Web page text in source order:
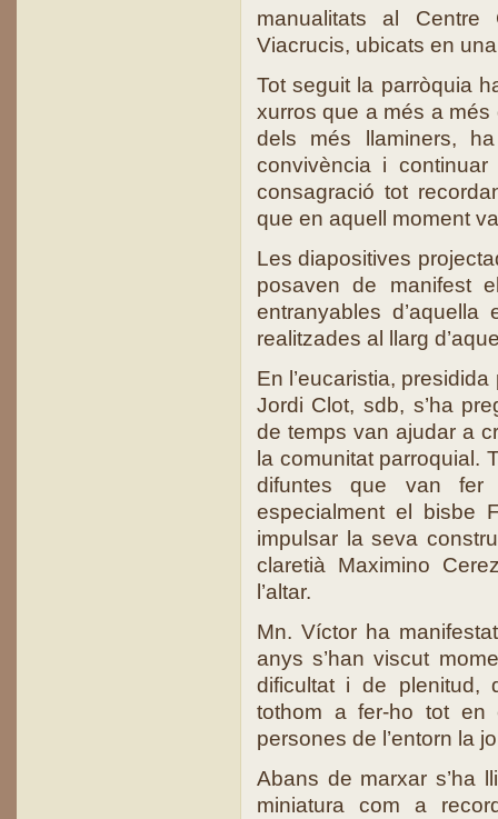
manualitats al
Viacrucis, ubicats en
Tot seguit la parròquia
xurros que a més a
dels més llaminers,
convivència i
consagració tot
que en aquell moment
Les diapositives
posaven de manifest
entranyables
realitzades al llarg
En l’eucaristia,
Jordi Clot, sdb, s’ha
de temps van ajudar a
la comunitat parroquial.
difuntes que van fer
especialment el bisbe
impulsar la seva
claretià Maximino
l’altar.
Mn. Víctor ha
anys s’han viscut
dificultat i de plenitud,
tothom a fer-ho tot en
persones de l’entorn la
Abans de marxar s’ha
miniatura com a